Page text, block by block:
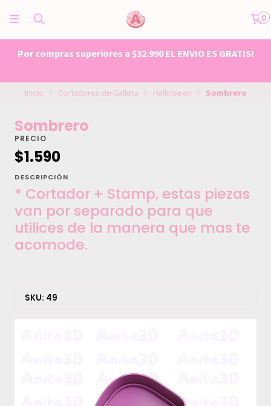
0
Por compras superiores a $32.990 EL ENVIO ES GRATIS!
Inicio Cortadores de Galleta Halloween Sombrero
Sombrero
PRECIO
$1.590
DESCRIPCIÓN
* Cortador + Stamp, estas piezas
van por separado para que
utilices de la manera que mas te
acomode.
SKU: 49